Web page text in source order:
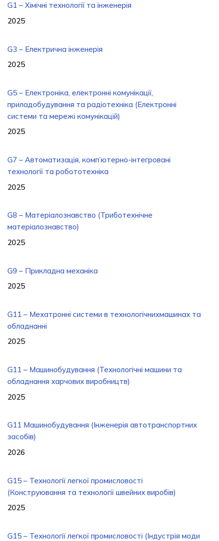
G1 – Хімічні технології та інженерія
2025
G3 – Електрична інженерія
2025
G5 – Електроніка, електронні комунікації,
приладобудування та радіотехніка (Електронні
системи та мережі комунікацій)
2025
G7 – Автоматизація, комп’ютерно-інтегровані
технології та робототехніка
2025
G8 – Матеріалознавство (Триботехнічне
матеріалознавство)
2025
G9 – Прикладна механіка
2025
G11 – Мехатронні системи в технологічнихмашинах та
обладнанні
2025
G11 – Машинобудування (Технологічні машини та
обладнання харчових виробництв)
2025
G11 Машинобудування (Інженерія автотранспортних
засобів)
2026
G15 – Технології легкої промисловості
(Конструювання та технології швейних виробів)
2025
G15 – Технології легкої промисловості (Індустрія моди